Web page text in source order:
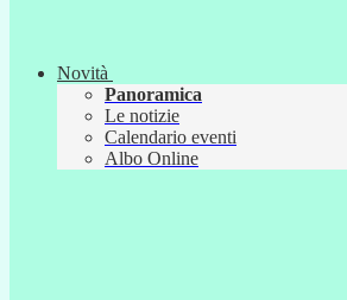
Novità
Panoramica
Le notizie
Calendario eventi
Albo Online